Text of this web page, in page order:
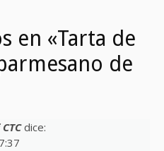
en «Tarta de
de
dice: